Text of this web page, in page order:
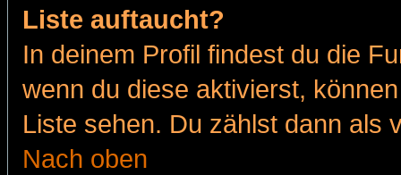
Liste auftaucht?
In deinem Profil findest du die
wenn du diese aktivierst,
Liste sehen. Du zählst dann als
Nach oben